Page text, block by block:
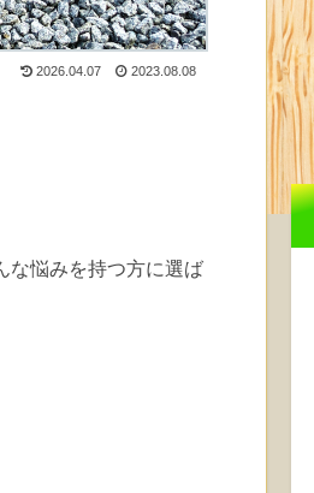
2026.04.07 2023.08.08
な悩みを持つ方に選ば